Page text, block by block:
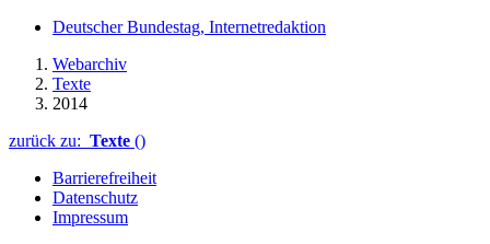
Deutscher Bundestag, Internetredaktion
Webarchiv
Texte
2014
zurück zu: Texte ()
Barrierefreiheit
Datenschutz
Impressum